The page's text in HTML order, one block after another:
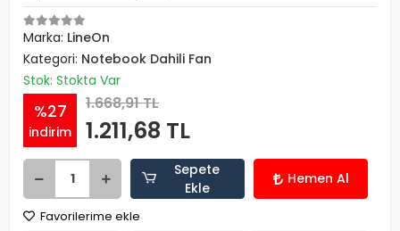
Marka: LineOn
Kategori: Notebook Dahili Fan
Stok: Stokta Var
%27
indirim
1.668,91 TL
1.211,68 TL
Sepete
Ekle
Hemen Al
Favorilerime ekle